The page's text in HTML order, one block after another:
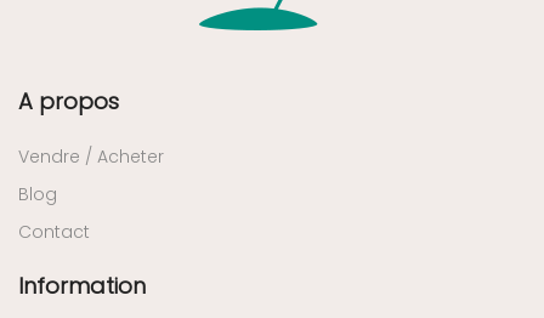
A propos
Vendre / Acheter
Blog
Contact
Information